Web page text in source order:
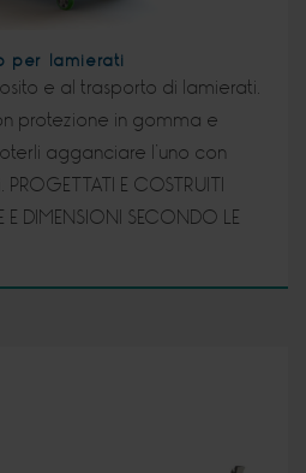
per lamierati
e al trasporto di lamierati.
protezione in gomma e
agganciare l’uno con
E COSTRUITI
E DIMENSIONI SECONDO LE